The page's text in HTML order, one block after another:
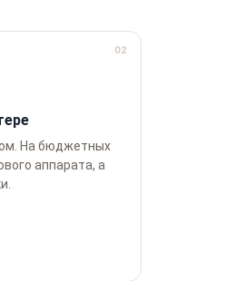
02
На бюджетных
аппарата, а